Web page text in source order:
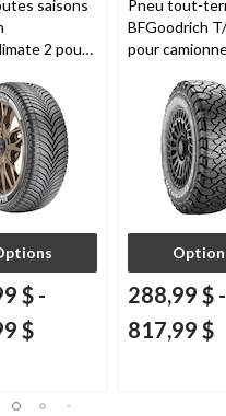
saisons
2 pour
$ -
$
Pneu tout-
BFGoodrich
pour
288,99 $ -
817,99 $